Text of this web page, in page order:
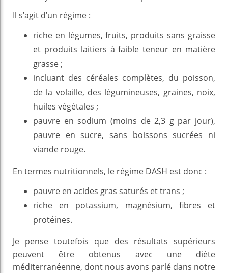
Il s’agit d’un régime :
riche en légumes, fruits, produits sans graisse
et produits laitiers à faible teneur en matière
grasse ;
incluant des céréales complètes, du poisson,
de la volaille, des légumineuses, graines, noix,
huiles végétales ;
pauvre en sodium (moins de 2,3 g par jour),
pauvre en sucre, sans boissons sucrées ni
viande rouge.
En termes nutritionnels, le régime DASH est donc :
pauvre en acides gras saturés et trans ;
riche en potassium, magnésium, fibres et
protéines.
Je pense toutefois que des résultats supérieurs
peuvent être obtenus avec une diète
méditerranéenne, dont nous avons parlé dans notre